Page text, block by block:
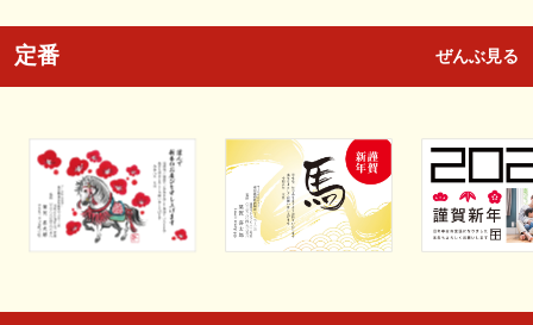
定番 ぜんぶ見る